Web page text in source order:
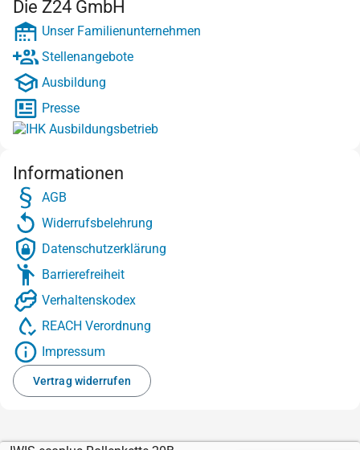
Die Z24 GmbH
Unser Familienunternehmen
Stellenangebote
Ausbildung
Presse
Informationen
AGB
Widerrufsbelehrung
Datenschutzerklärung
Barrierefreiheit
Verhaltenskodex
REACH Verordnung
Impressum
Vertrag widerrufen